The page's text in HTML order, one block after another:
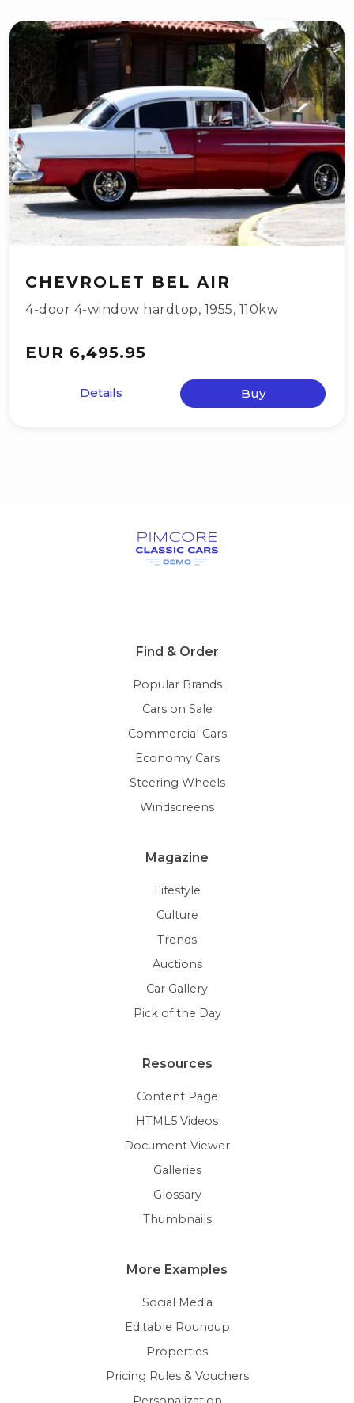
CHEVROLET BEL AIR
4-door 4-window hardtop, 1955, 110kw
EUR 6,495.95
Details Buy
Find & Order
Popular Brands
Cars on Sale
Commercial Cars
Economy Cars
Steering Wheels
Windscreens
Magazine
Lifestyle
Culture
Trends
Auctions
Car Gallery
Pick of the Day
Resources
Content Page
HTML5 Videos
Document Viewer
Galleries
Glossary
Thumbnails
More Examples
Social Media
Editable Roundup
Properties
Pricing Rules & Vouchers